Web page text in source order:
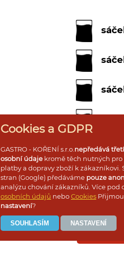
mini
Cookies a GDPR
GASTRO - KOŘENÍ s.r.o.nepředává
osobní údaje kromě těch nutných
platby a dopravy zboží k zákazníkovi.
stran (Google) předáváme pouze
analýzu chování zákazníků. Více pod
osobních údajů neboCookies
nastavení?